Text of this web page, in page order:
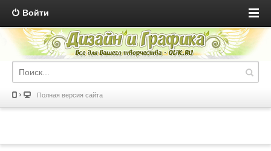
Войти
Полная версия сайта